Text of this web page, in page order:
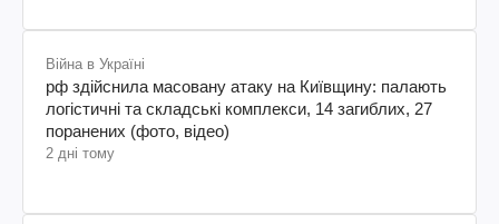
Війна в Україні
рф здійснила масовану атаку на Київщину: палають
логістичні та складські комплекси, 14 загиблих, 27
поранених (фото, відео)
2 дні тому